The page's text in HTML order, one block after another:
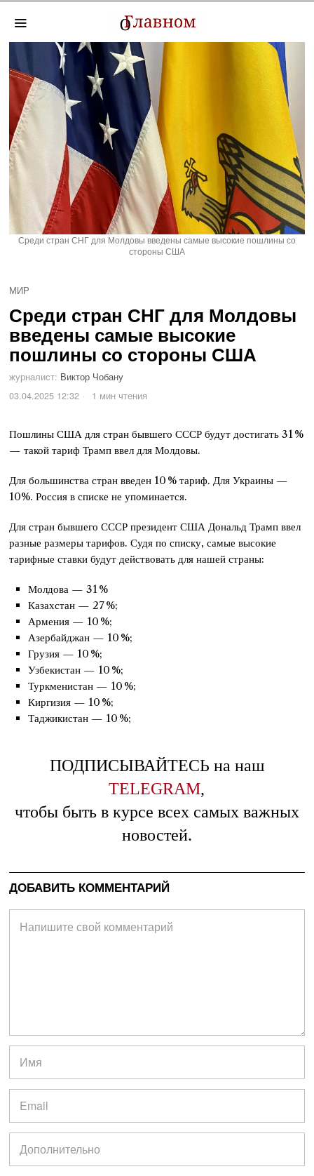
Среди стран СНГ для Молдовы введены самые высокие пошлины со
стороны США
МИР
Среди стран СНГ для Молдовы
введены самые высокие
пошлины со стороны США
журналист: Виктор Чобану
03.04.2025 12:32
1 мин чтения
Пошлины США для стран бывшего СССР будут достигать 31 %
— такой тариф Трамп ввел для Молдовы.
Для большинства стран введен 10 % тариф. Для Украины —
10%. Россия в списке не упоминается.
Для стран бывшего СССР президент США Дональд Трамп ввел
разные размеры тарифов. Судя по списку, самые высокие
тарифные ставки будут действовать для нашей страны:
Молдова — 31 %
Казахстан — 27 %;
Армения — 10 %;
Азербайджан — 10 %;
Грузия — 10 %;
Узбекистан — 10 %;
Туркменистан — 10 %;
Киргизия — 10 %;
Таджикистан — 10 %;
ПОДПИСЫВАЙТЕСЬ на наш
TELEGRAM,
чтобы быть в курсе всех самых важных
новостей.
ДОБАВИТЬ КОММЕНТАРИЙ